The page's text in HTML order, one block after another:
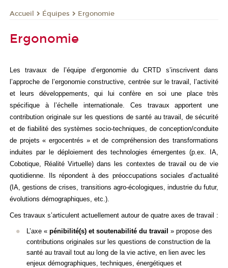
Accueil Équipes Ergonomie
Ergonomie
Les travaux de l’équipe d’ergonomie du CRTD s’inscrivent dans
l’approche de l’ergonomie constructive, centrée sur le travail, l’activité
et leurs développements, qui lui confère en soi une place très
spécifique à l’échelle internationale. Ces travaux apportent une
contribution originale sur les questions de santé au travail, de sécurité
et de fiabilité des systèmes socio-techniques, de conception/conduite
de projets « ergocentrés » et de compréhension des transformations
induites par le déploiement des technologies émergentes (p.ex. IA,
Cobotique, Réalité Virtuelle) dans les contextes de travail ou de vie
quotidienne. Ils répondent à des préoccupations sociales d’actualité
(IA, gestions de crises, transitions agro-écologiques, industrie du futur,
évolutions démographiques, etc.).
Ces travaux s’articulent actuellement autour de quatre axes de travail :
L’axe « pénibilité(s) et soutenabilité du travail » propose des
contributions originales sur les questions de construction de la
santé au travail tout au long de la vie active, en lien avec les
enjeux démographiques, techniques, énergétiques et